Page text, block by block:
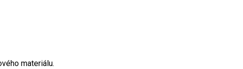
materiálu.